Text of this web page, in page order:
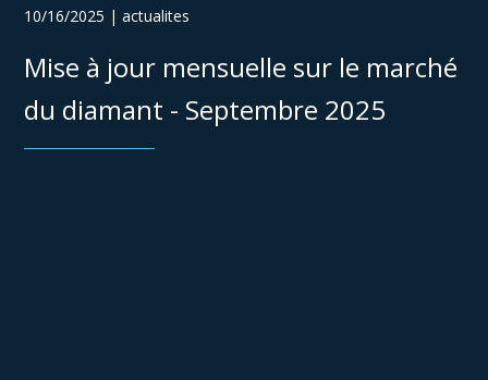
10/16/2025 | actualites
Mise à jour mensuelle sur le marché
du diamant - Septembre 2025